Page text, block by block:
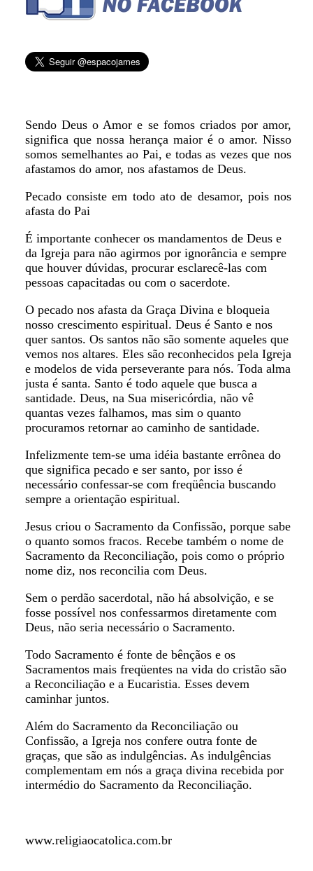
Sendo Deus o Amor e se fomos criados por amor,
significa que nossa herança maior é o amor. Nisso
somos semelhantes ao Pai, e todas as vezes que nos
afastamos do amor, nos afastamos de Deus.
Pecado consiste em todo ato de desamor, pois nos
afasta do Pai
É importante conhecer os mandamentos de Deus e
da Igreja para não agirmos por ignorância e sempre
que houver dúvidas, procurar esclarecê-las com
pessoas capacitadas ou com o sacerdote.
O pecado nos afasta da Graça Divina e bloqueia
nosso crescimento espiritual. Deus é Santo e nos
quer santos. Os santos não são somente aqueles que
vemos nos altares. Eles são reconhecidos pela Igreja
e modelos de vida perseverante para nós. Toda alma
justa é santa. Santo é todo aquele que busca a
santidade. Deus, na Sua misericórdia, não vê
quantas vezes falhamos, mas sim o quanto
procuramos retornar ao caminho de santidade.
Infelizmente tem-se uma idéia bastante errônea do
que significa pecado e ser santo, por isso é
necessário confessar-se com freqüência buscando
sempre a orientação espiritual.
Jesus criou o Sacramento da Confissão, porque sabe
o quanto somos fracos. Recebe também o nome de
Sacramento da Reconciliação, pois como o próprio
nome diz, nos reconcilia com Deus.
Sem o perdão sacerdotal, não há absolvição, e se
fosse possível nos confessarmos diretamente com
Deus, não seria necessário o Sacramento.
Todo Sacramento é fonte de bênçãos e os
Sacramentos mais freqüentes na vida do cristão são
a Reconciliação e a Eucaristia. Esses devem
caminhar juntos.
Além do Sacramento da Reconciliação ou
Confissão, a Igreja nos confere outra fonte de
graças, que são as indulgências. As indulgências
complementam em nós a graça divina recebida por
intermédio do Sacramento da Reconciliação.
www.religiaocatolica.com.br